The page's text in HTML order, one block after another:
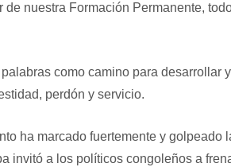
nuestra Formación Permanente,
como camino para desarrollar
perdón y servicio.
ha marcado fuertemente y golpeado
invitó a los políticos congoleños a